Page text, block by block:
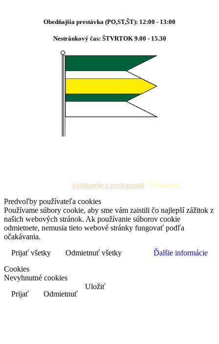
Obedňajšia prestávka (PO,ST,ŠT): 12:00 - 13:00
Nestránkový čas: ŠTVRTOK 9.00 - 15.30
Vyhlásenie o prístupnosti Prihlásenie.
Predvoľby používateľa cookies
Používame súbory cookie, aby sme vám zaistili čo najlepší zážitok z
našich webových stránok. Ak používanie súborov cookie
odmietnete, nemusia tieto webové stránky fungovať podľa
očakávania.
Prijať všetky
Odmietnuť všetky
Ďalšie informácie
Cookies
Nevyhnutné cookies
Prijať
Odmietnuť
Uložiť